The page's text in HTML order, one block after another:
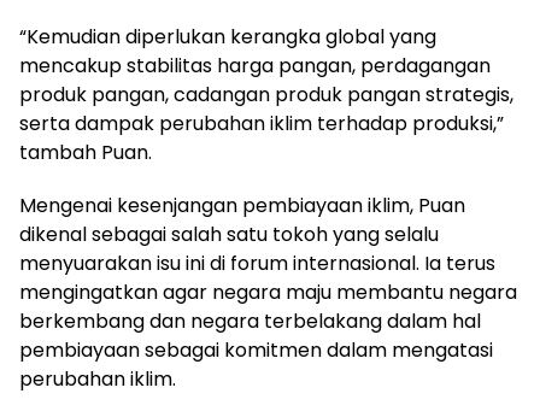
“Kemudian diperlukan kerangka global yang
mencakup stabilitas harga pangan, perdagangan
produk pangan, cadangan produk pangan strategis,
serta dampak perubahan iklim terhadap produksi,”
tambah Puan.
Mengenai kesenjangan pembiayaan iklim, Puan
dikenal sebagai salah satu tokoh yang selalu
menyuarakan isu ini di forum internasional. Ia terus
mengingatkan agar negara maju membantu negara
berkembang dan negara terbelakang dalam hal
pembiayaan sebagai komitmen dalam mengatasi
perubahan iklim.